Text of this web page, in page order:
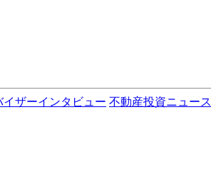
イザーインタビュー 不動産投資ニュース